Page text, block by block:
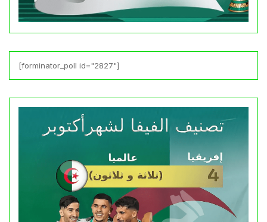
[forminator_poll id="2827"]